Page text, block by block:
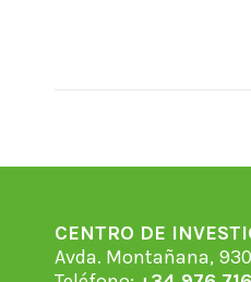
CENTRO DE
Avda. Montañana,